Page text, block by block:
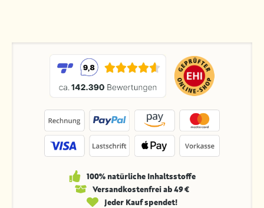
100% natürliche Inhaltsstoffe
Versandkosten­frei ab 49 €
Jeder Kauf spendet!